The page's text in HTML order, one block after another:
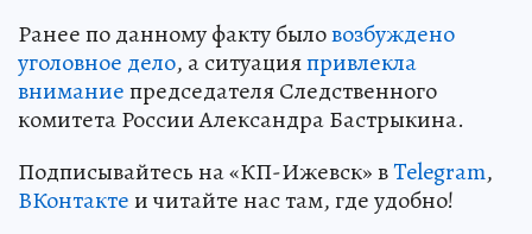
Ранее по данному факту быловозбуждено
уголовное дело, а ситуацияпривлекла
вниманиепредседателя Следственного
комитета России Александра Бастрыкина.
Подписывайтесь на «КП-Ижевск» вTelegram,
ВКонтактеи читайте нас там, где удобно!